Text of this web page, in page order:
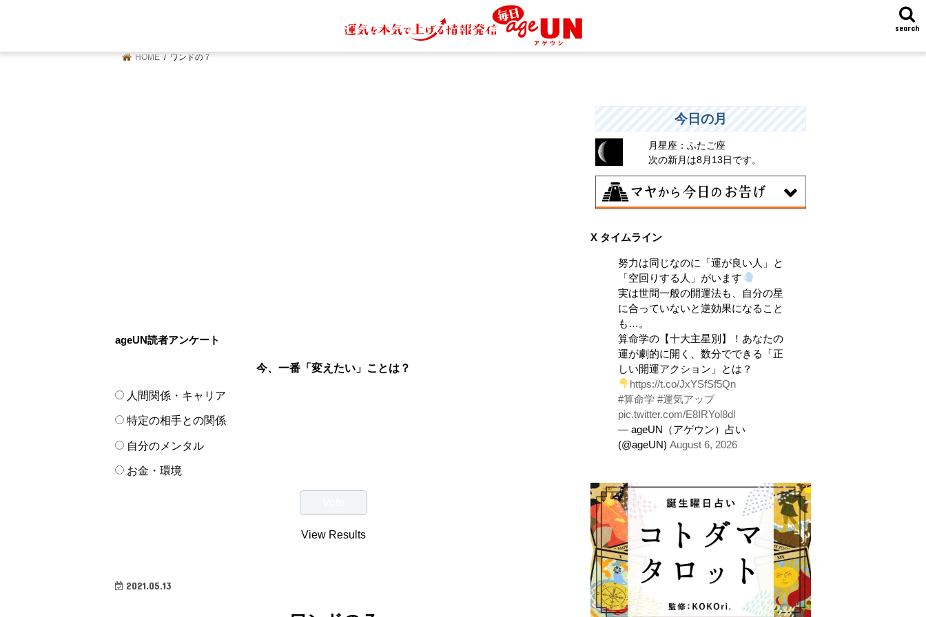
search
HOME ワンドの７
ageUN読者アンケート
今、一番「変えたい」ことは？
人間関係・キャリア
特定の相手との関係
自分のメンタル
お金・環境
View Results
2021.05.13
今日の月
月星座：ふたご座
次の新月は8月13日です。
興味のある分野で、熟練を志す日。なんと
なくではなく、そこに集中に、没頭するこ
とで、才能が開花します。
X タイムライン
努力は同じなのに「運が良い人」と
「空回りする人」がいます
実は世間一般の開運法も、自分の星
に合っていないと逆効果になること
も…。
算命学の【十大主星別】！あなたの
運が劇的に開く、数分でできる「正
しい開運アクション」とは？
https://t.co/JxYSfSf5Qn
#算命学 #運気アップ
pic.twitter.com/E8IRYol8dl
— ageUN（アゲウン）占い
(@ageUN) August 6, 2026